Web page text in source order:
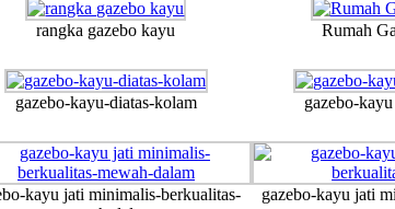
rangka gazebo kayu Rumah
gazebo-kayu-diatas-kolam gazebo-
kayu jati minimalis-berkualitas-
gazebo-kayu jati